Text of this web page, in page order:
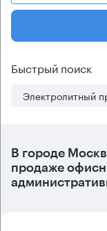
Быстрый поиск
Электролитный
В городе
продаже